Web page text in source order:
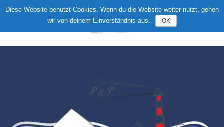
navigation
Diese Website benutzt Cookies. Wenn du die Website weiter nutzt, gehen
wir von deinem Einverständnis aus.
OK